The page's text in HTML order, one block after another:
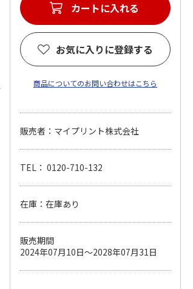
カートに入れる
お気に入りに登録する
商品についてのお問い合わせはこちら
販売者：マイプリント株式会社
TEL： 0120-710-132
在庫：在庫あり
販売期間
2024年07月10日～2028年07月31日